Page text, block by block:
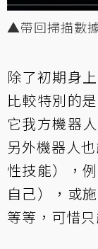
▲帶回掃描數
除了初期身
比較特別的
它我方機器
另外機器人
性技能），
自己），或
等等，可惜